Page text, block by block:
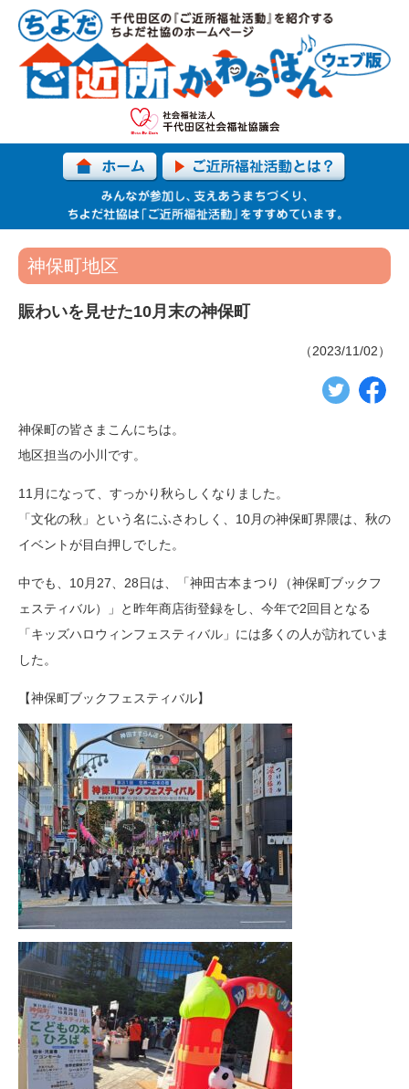
神保町地区
賑わいを見せた10月末の神保町
（2023/11/02）
神保町の皆さまこんにちは。
地区担当の小川です。
11月になって、すっかり秋らしくなりました。
「文化の秋」という名にふさわしく、10月の神保町界隈は、秋の
イベントが目白押しでした。
中でも、10月27、28日は、「神田古本まつり（神保町ブックフ
ェスティバル）」と昨年商店街登録をし、今年で2回目となる
「キッズハロウィンフェスティバル」には多くの人が訪れていま
した。
【神保町ブックフェスティバル】